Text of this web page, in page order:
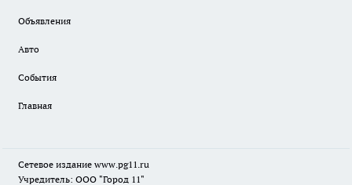
Объявления
Авто
События
Главная
Сетевое издание www.pg11.ru
Учредитель: ООО "Город 11"